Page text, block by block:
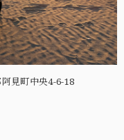
見町中央4-6-18